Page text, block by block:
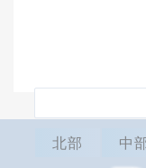
北部 中